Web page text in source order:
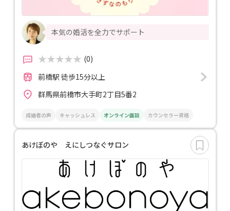
本気の婚活を全力でサポート
(0)
前橋駅 徒歩15分以上
群馬県前橋市大手町2丁目5番2
成婚者の声 キャッシュレス オンライン面談 カウンセラー資格
あけぼのや えにしつなぐサロン